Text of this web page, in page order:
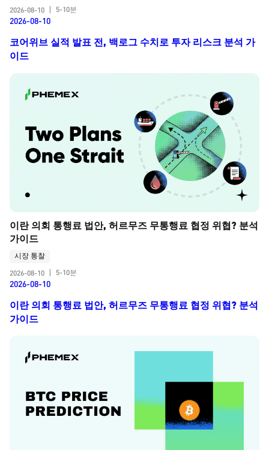
2026-08-10
5-10분
2026-08-10
코어위브 실적 발표 전, 백로그 수치로 투자 리스크 분석 가
이드
이란 의회 통행료 법안, 허르무즈 무통행료 협정 위협? 분석
가이드
시장 통찰
2026-08-10
5-10분
2026-08-10
이란 의회 통행료 법안, 허르무즈 무통행료 협정 위협? 분석
가이드